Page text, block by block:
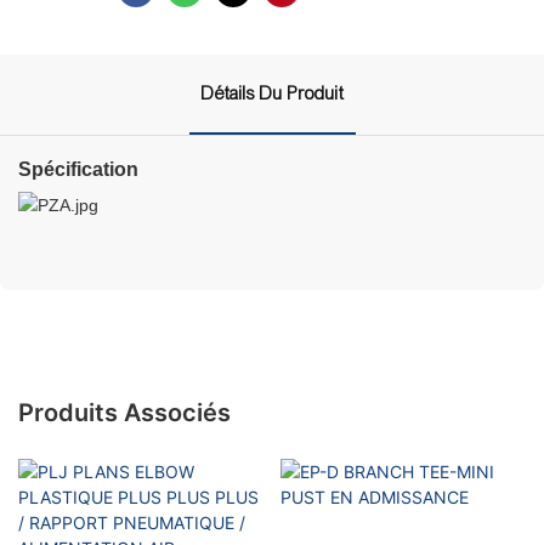
Détails Du Produit
Spécification
Produits Associés